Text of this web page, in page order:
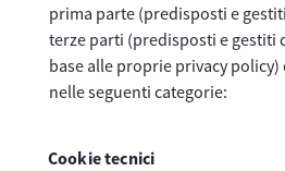
prima parte (predisposti e
terze parti (predisposti e gestiti
base alle proprie privacy policy)
nelle seguenti categorie:
Cookie tecnici